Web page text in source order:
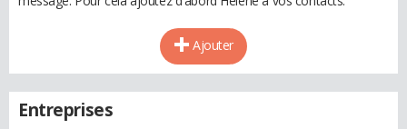
Ajouter
Entreprises